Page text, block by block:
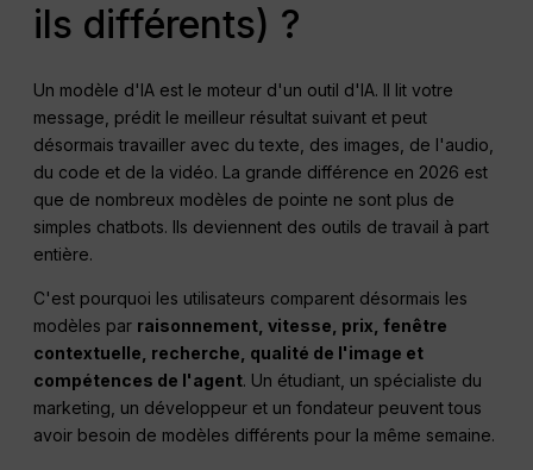
ils différents) ?
Un modèle d'IA est le moteur d'un outil d'IA. Il lit votre
message, prédit le meilleur résultat suivant et peut
désormais travailler avec du texte, des images, de l'audio,
du code et de la vidéo. La grande différence en 2026 est
que de nombreux modèles de pointe ne sont plus de
simples chatbots. Ils deviennent des outils de travail à part
entière.
C'est pourquoi les utilisateurs comparent désormais les
modèles par raisonnement, vitesse, prix, fenêtre
contextuelle, recherche, qualité de l'image et
compétences de l'agent. Un étudiant, un spécialiste du
marketing, un développeur et un fondateur peuvent tous
avoir besoin de modèles différents pour la même semaine.